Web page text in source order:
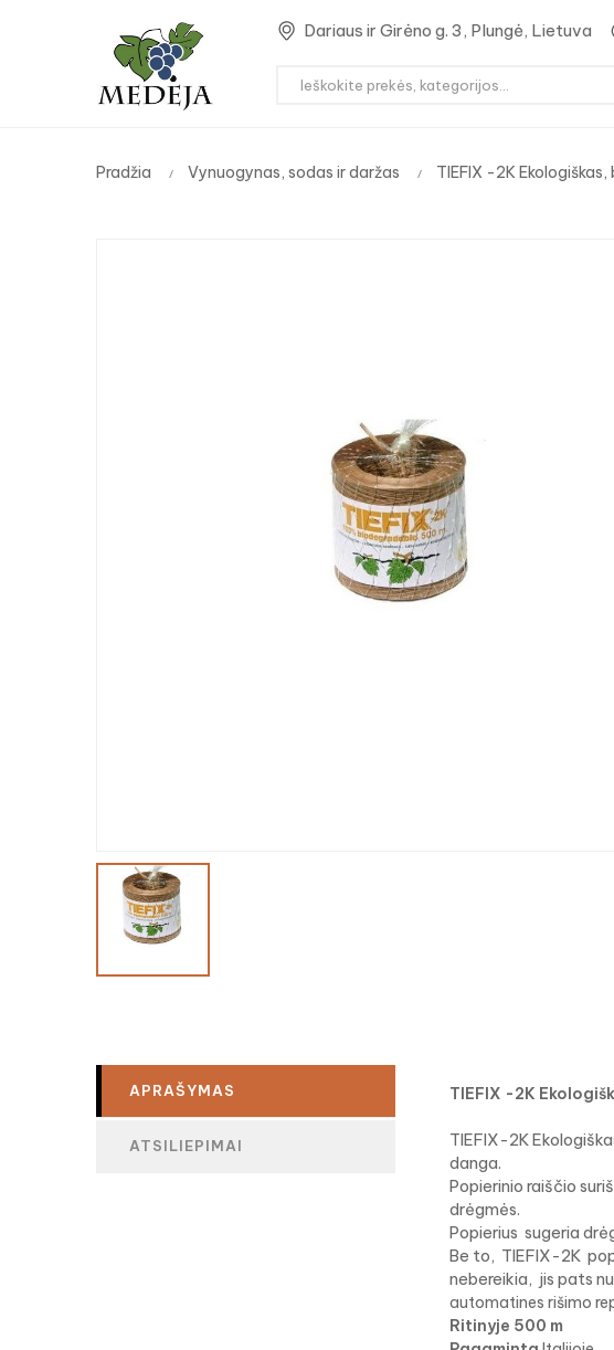
Dariaus ir Girėno g. 3, Plungė, Lietuva
Pradžia Vynuogynas, sodas ir daržas TIEFIX -2K
APRAŠYMAS
ATSILIEPIMAI
TIEFIX -2K
TIEFIX-2K
danga.
Popierinio raiščio
drėgmės.
Popierius sugeria
Be to, TIEFIX-2K
nebereikia, jis pats
automatines rišimo
Ritinyje 500 m